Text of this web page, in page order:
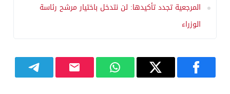
المرجعية تجدد تأكيدها: لن نتدخل باختيار مرشح رئاسة
الوزراء